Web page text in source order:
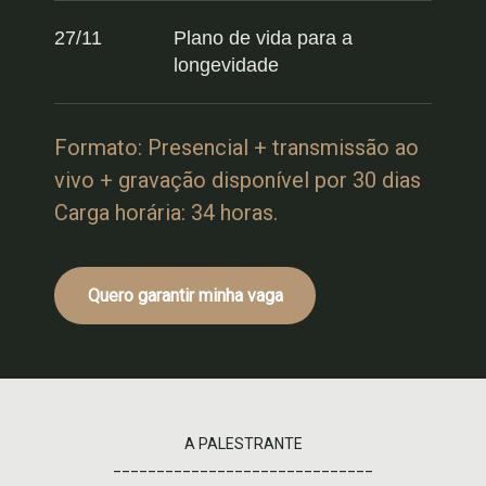
27/11
Plano de vida para a
longevidade
Formato: Presencial + transmissão ao
vivo + gravação disponível por 30 dias
Carga horária: 34 horas.
Quero garantir minha vaga
A PALESTRANTE